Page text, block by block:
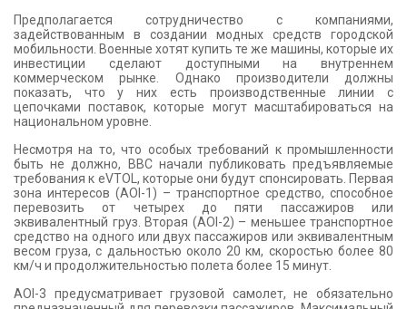
Предполагается сотрудничество с компаниями,
задействованным в создании модных средств городской
мобильности. Военные хотят купить те же машины, которые их
инвестиции сделают доступными на внутреннем
коммерческом рынке. Однако производители должны
показать, что у них есть производственные линии с
цепочками поставок, которые могут масштабироваться на
национальном уровне.
Несмотря на то, что особых требований к промышленности
быть не должно, ВВС начали публиковать предъявляемые
требования к eVTOL, которые они будут спонсировать. Первая
зона интересов (AOI-1) – транспортное средство, способное
перевозить от четырех до пяти пассажиров или
эквивалентный груз. Вторая (AOI-2) – меньшее транспортное
средство на одного или двух пассажиров или эквивалентным
весом груза, с дальностью около 20 км, скоростью более 80
км/ч и продолжительностью полета более 15 минут.
AOI-3 предусматривает грузовой самолет, не обязательно